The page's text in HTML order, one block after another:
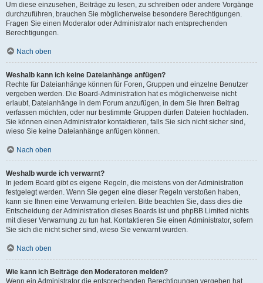
Um diese einzusehen, Beiträge zu lesen, zu schreiben oder andere Vorgänge
durchzuführen, brauchen Sie möglicherweise besondere Berechtigungen.
Fragen Sie einen Moderator oder Administrator nach entsprechenden
Berechtigungen.
Nach oben
Weshalb kann ich keine Dateianhänge anfügen?
Rechte für Dateianhänge können für Foren, Gruppen und einzelne Benutzer
vergeben werden. Die Board-Administration hat es möglicherweise nicht
erlaubt, Dateianhänge in dem Forum anzufügen, in dem Sie Ihren Beitrag
verfassen möchten, oder nur bestimmte Gruppen dürfen Dateien hochladen.
Sie können einen Administrator kontaktieren, falls Sie sich nicht sicher sind,
wieso Sie keine Dateianhänge anfügen können.
Nach oben
Weshalb wurde ich verwarnt?
In jedem Board gibt es eigene Regeln, die meistens von der Administration
festgelegt werden. Wenn Sie gegen eine dieser Regeln verstoßen haben,
kann sie Ihnen eine Verwarnung erteilen. Bitte beachten Sie, dass dies die
Entscheidung der Administration dieses Boards ist und phpBB Limited nichts
mit dieser Verwarnung zu tun hat. Kontaktieren Sie einen Administrator, sofern
Sie sich die nicht sicher sind, wieso Sie verwarnt wurden.
Nach oben
Wie kann ich Beiträge den Moderatoren melden?
Wenn ein Administrator die entsprechenden Berechtigungen vergeben hat,